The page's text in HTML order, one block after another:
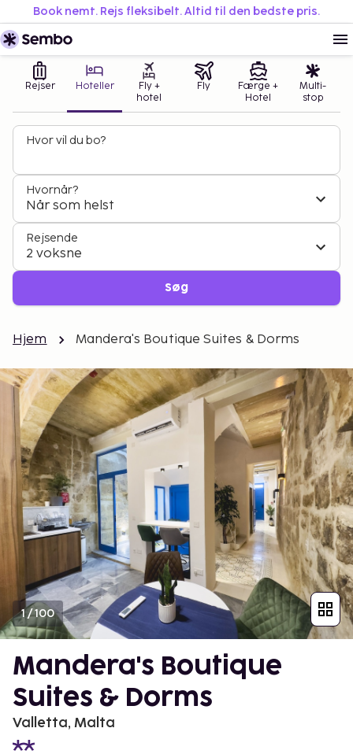
Book nemt. Rejs fleksibelt. Altid til den bedste pris.
Rejser Hoteller
Fly +
hotel
Fly
Færge +
Hotel
Multi-
stop
Hvor vil du bo?
Hvornår?
Når som helst
Rejsende
2 voksne
Søg
Hjem Mandera's Boutique Suites & Dorms
1/100
Mandera's Boutique
Suites & Dorms
Valletta, Malta